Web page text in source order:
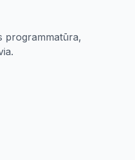
programmatūra,